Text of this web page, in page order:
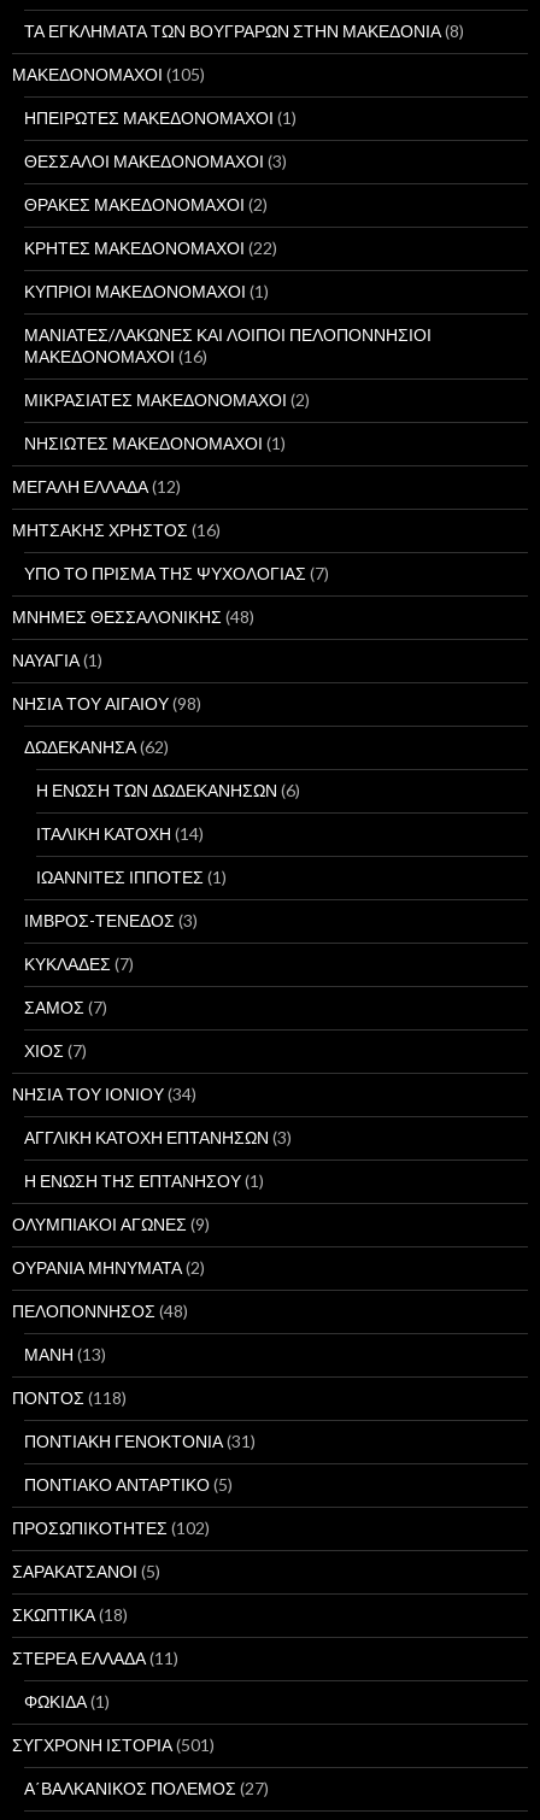
ΤΑ ΕΓΚΛΗΜΑΤΑ ΤΩΝ ΒΟΥΓΡΑΡΩΝ ΣΤΗΝ ΜΑΚΕΔΟΝΙΑ(8)
ΜΑΚΕΔΟΝΟΜΑΧΟΙ (105)
ΗΠΕΙΡΩΤΕΣ ΜΑΚΕΔΟΝΟΜΑΧΟΙ (1)
ΘΕΣΣΑΛΟΙ ΜΑΚΕΔΟΝΟΜΑΧΟΙ (3)
ΘΡΑΚΕΣ ΜΑΚΕΔΟΝΟΜΑΧΟΙ (2)
ΚΡΗΤΕΣ ΜΑΚΕΔΟΝΟΜΑΧΟΙ (22)
ΚΥΠΡΙΟΙ ΜΑΚΕΔΟΝΟΜΑΧΟΙ (1)
ΜΑΝΙΑΤΕΣ/ΛΑΚΩΝΕΣ ΚΑΙ ΛΟΙΠΟΙ ΠΕΛΟΠΟΝΝΗΣΙΟΙ
ΜΑΚΕΔΟΝΟΜΑΧΟΙ (16)
ΜΙΚΡΑΣΙΑΤΕΣ ΜΑΚΕΔΟΝΟΜΑΧΟΙ (2)
ΝΗΣΙΩΤΕΣ ΜΑΚΕΔΟΝΟΜΑΧΟΙ (1)
ΜΕΓΑΛΗ ΕΛΛΑΔΑ(12)
ΜΗΤΣΑΚΗΣ ΧΡΗΣΤΟΣ (16)
ΥΠΟ ΤΟ ΠΡΙΣΜΑ ΤΗΣ ΨΥΧΟΛΟΓΙΑΣ (7)
ΜΝΗΜΕΣ ΘΕΣΣΑΛΟΝΙΚΗΣ (48)
ΝΑΥΑΓΙΑ(1)
ΝΗΣΙΑ ΤΟΥ ΑΙΓΑΙΟΥ(98)
ΔΩΔΕΚΑΝΗΣΑ(62)
Η ΕΝΩΣΗ ΤΩΝ ΔΩΔΕΚΑΝΗΣΩΝ (6)
ΙΤΑΛΙΚΗ ΚΑΤΟΧΗ (14)
ΙΩΑΝΝΙΤΕΣ ΙΠΠΟΤΕΣ (1)
ΙΜΒΡΟΣ-ΤΕΝΕΔΟΣ (3)
ΚΥΚΛΑΔΕΣ (7)
ΣΑΜΟΣ (7)
ΧΙΟΣ (7)
ΝΗΣΙΑ ΤΟΥ ΙΟΝΙΟΥ(34)
ΑΓΓΛΙΚΗ ΚΑΤΟΧΗ ΕΠΤΑΝΗΣΩΝ (3)
Η ΕΝΩΣΗ ΤΗΣ ΕΠΤΑΝΗΣΟΥ(1)
ΟΛΥΜΠΙΑΚΟΙ ΑΓΩΝΕΣ (9)
ΟΥΡΑΝΙΑ ΜΗΝΥΜΑΤΑ(2)
ΠΕΛΟΠΟΝΝΗΣΟΣ (48)
ΜΑΝΗ (13)
ΠΟΝΤΟΣ (118)
ΠΟΝΤΙΑΚΗ ΓΕΝΟΚΤΟΝΙΑ(31)
ΠΟΝΤΙΑΚΟ ΑΝΤΑΡΤΙΚΟ(5)
ΠΡΟΣΩΠΙΚΟΤΗΤΕΣ (102)
ΣΑΡΑΚΑΤΣΑΝΟΙ (5)
ΣΚΩΠΤΙΚΑ(18)
ΣΤΕΡΕΑ ΕΛΛΑΔΑ(11)
ΦΩΚΙΔΑ(1)
ΣΥΓΧΡΟΝΗ ΙΣΤΟΡΙΑ(501)
Α΄ΒΑΛΚΑΝΙΚΟΣ ΠΟΛΕΜΟΣ (27)